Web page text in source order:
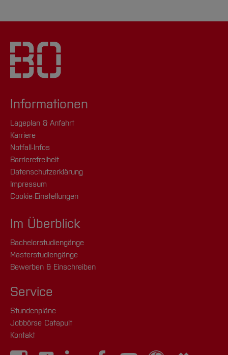
Informationen
Lageplan & Anfahrt
Karriere
Notfall-Infos
Barrierefreiheit
Datenschutzerklärung
Impressum
Cookie-Einstellungen
Im Überblick
Bachelorstudiengänge
Masterstudiengänge
Bewerben & Einschreiben
Service
Stundenpläne
Jobbörse Catapult
Kontakt